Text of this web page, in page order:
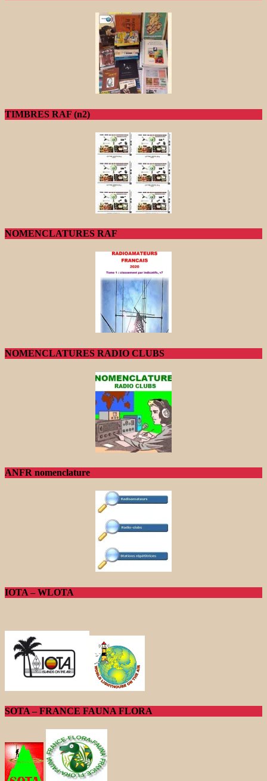
TIMBRES RAF (n2)
NOMENCLATURES RAF
NOMENCLATURES RADIO CLUBS
ANFR nomenclature
IOTA – WLOTA
SOTA – FRANCE FAUNA FLORA